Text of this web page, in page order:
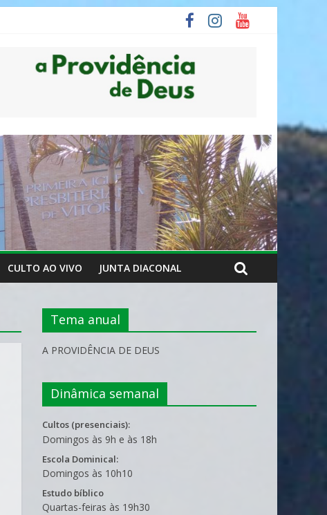
CULTO AO VIVO JUNTA DIACONAL
Tema anual
A PROVIDÊNCIA DE DEUS
Dinâmica semanal
Cultos (presenciais):
Domingos às 9h e às 18h
Escola Dominical:
Domingos às 10h10
Estudo bíblico
Quartas-feiras às 19h30